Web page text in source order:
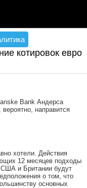
котировок евро
Bank Андерса
направится
хотели. Действия
12 месяцев подходы
США и Британии будут
о том, что
основных